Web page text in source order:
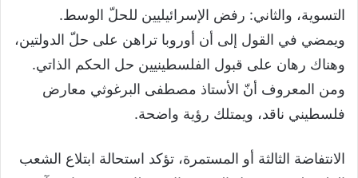
التسوية، والثاني: رفض الإسرائيليين للحلّ الوسط.
ويمضي في القول إلى أن أوروبا تراهن على حلّ الدولتين،
وهناك رهان على قبول الفلسطينيين حل الحكم الذاتي.
ومن المعروف أنّ الأستاذ مصطفى البرغوثي معارض
فلسطيني ناقد، ويمتلك رؤية واضحة.
الانتفاضة الثالثة أو المستمرة، تؤكد استحالة ابتلاع الشعب